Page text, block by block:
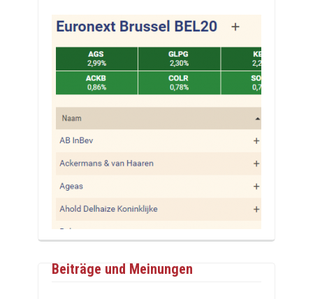
Beiträge und Meinungen